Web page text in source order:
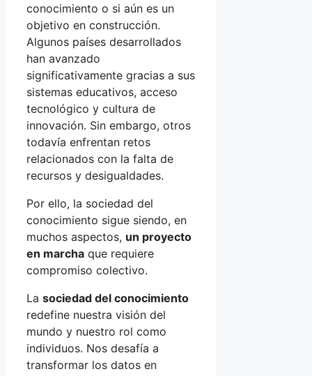
conocimiento o si aún es un
objetivo en construcción.
Algunos países desarrollados
han avanzado
significativamente gracias a sus
sistemas educativos, acceso
tecnológico y cultura de
innovación. Sin embargo, otros
todavía enfrentan retos
relacionados con la falta de
recursos y desigualdades.
Por ello, la sociedad del
conocimiento sigue siendo, en
muchos aspectos, un proyecto
en marcha que requiere
compromiso colectivo.
La sociedad del conocimiento
redefine nuestra visión del
mundo y nuestro rol como
individuos. Nos desafía a
transformar los datos en